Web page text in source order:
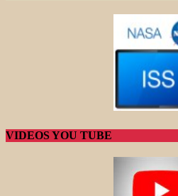
VIDEOS YOU TUBE